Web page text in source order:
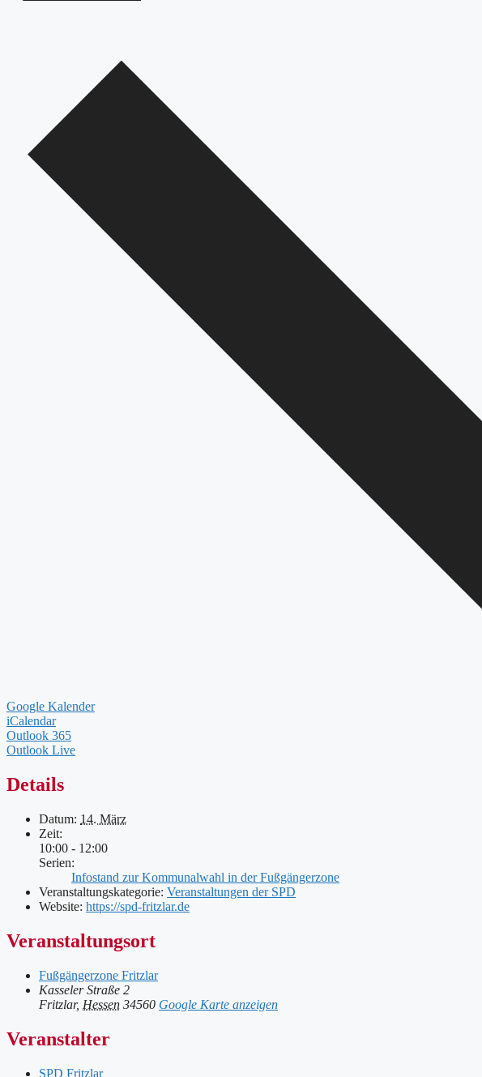
Google Kalender
iCalendar
Outlook 365
Outlook Live
Details
Datum: 14. März
Zeit:
10:00 - 12:00
Serien:
Infostand zur Kommunalwahl in der Fußgängerzone
Veranstaltungskategorie: Veranstaltungen der SPD
Website: https://spd-fritzlar.de
Veranstaltungsort
Fußgängerzone Fritzlar
Kasseler Straße 2
Fritzlar, Hessen 34560 Google Karte anzeigen
Veranstalter
SPD Fritzlar